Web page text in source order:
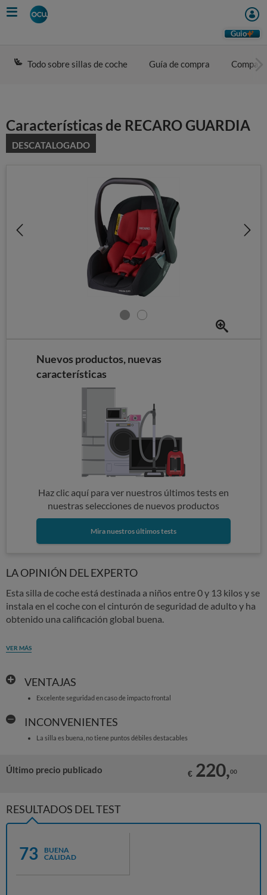
Skip
to
Guio
Todo sobre sillas de coche Guía de compra
Características de RECARO GUARDIA
DESCATALOGADO
Nuevos productos, nuevas
características
Haz clic aquí para ver nuestros últimos tests en
nuestras selecciones de nuevos productos
Mira nuestros últimos tests
LA OPINIÓN DEL EXPERTO
Esta silla de coche está destinada a niños entre 0 y 13 kilos y se
instala en el coche con el cinturón de seguridad de adulto y ha
obtenido una calificación global buena.
VER MÁS
VENTAJAS
Excelente seguridad en caso de impacto frontal
INCONVENIENTES
La silla es buena, no tiene puntos débiles destacables
Último precio publicado € 220,00
RESULTADOS DEL TEST
73
BUENA
CALIDAD